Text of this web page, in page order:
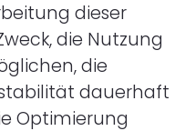
dieser
die Nutzung
die
dauerhaft
Optimierung